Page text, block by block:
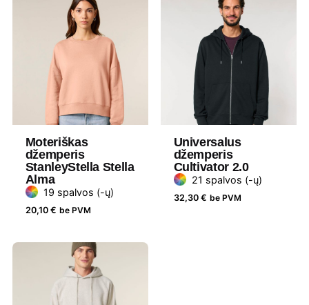
Medžiaga
85 % ekologiškos medvilnės ir 15 %
perdirbto poliesterio
Gramatūra /
300 g/m²
Prekės
ženklas
Daiber
Lytis Unisex
Moteriškas
džemperis
StanleyStella Stella
Alma
19 spalvos (-ų)
20,10 € be PVM
Universalus
džemperis
Cultivator 2.0
21 spalvos (-ų)
32,30 € be PVM